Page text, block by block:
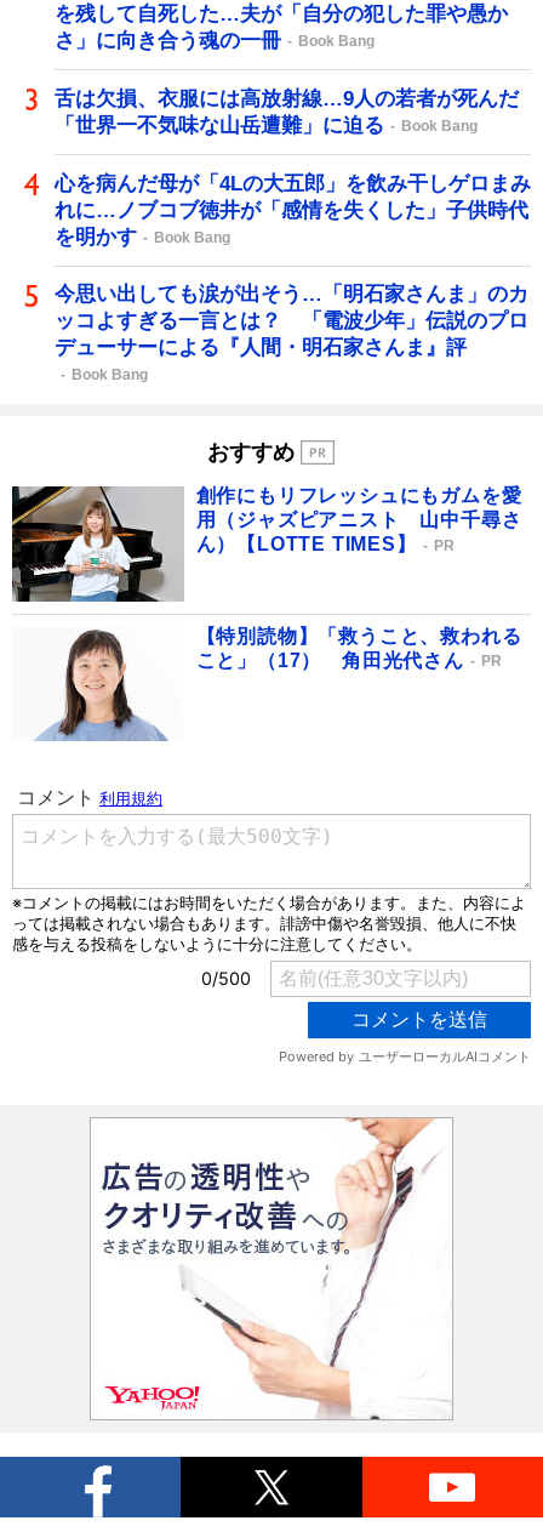
を残して自死した…夫が「自分の犯した罪や愚か
さ」に向き合う魂の一冊
Book Bang
舌は欠損、衣服には高放射線…9人の若者が死んだ
「世界一不気味な山岳遭難」に迫る
Book Bang
心を病んだ母が「4Lの大五郎」を飲み干しゲロまみ
れに…ノブコブ徳井が「感情を失くした」子供時代
を明かす
Book Bang
今思い出しても涙が出そう…「明石家さんま」のカ
ッコよすぎる一言とは？ 「電波少年」伝説のプロ
デューサーによる『人間・明石家さんま』評
Book Bang
おすすめ
創作にもリフレッシュにもガムを愛
用（ジャズピアニスト 山中千尋さ
ん）【LOTTE TIMES】
PR
【特別読物】「救うこと、救われる
こと」（17） 角田光代さん
PR